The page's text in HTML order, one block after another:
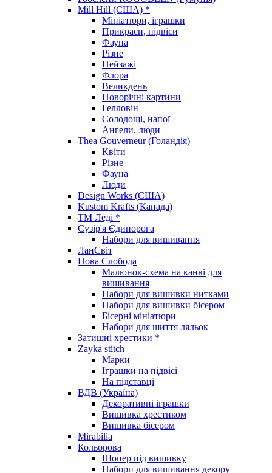
Mill Hill (США) *
Мініатюри, іграшки
Прикраси, підвіси
Фауна
Різне
Пейзажі
Флора
Великдень
Новорічні картини
Гелловін
Солодощі, напої
Ангели, люди
Thea Gouverneur (Голандія)
Квіти
Різне
Фауна
Люди
Design Works (США)
Kustom Krafts (Канада)
ТМ Леді *
Сузір'я Єдинорога
Набори для вишивання
ЛанСвіт
Нова Слобода
Малюнок-схема на канві для
вишивання
Набори для вишивки нитками
Набори для вишивки бісером
Бісерні мініатюри
Набори для шиття ляльок
Затишні хрестики *
Zayka stitch
Марки
Іграшки на підвісі
На підставці
ВДВ (Україна)
Декоративні іграшки
Вишивка хрестиком
Вишивка бісером
Mirabilia
Кольорова
Шопер під вишивку
Набори для вишивання декору